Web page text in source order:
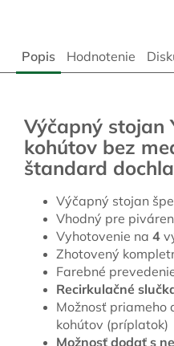
Popis Hodnotenie
Výčapný stojan
kohútov bez
štandard
Výčapný stojan
Vhodný pre
Vyhotovenie na 4
Zhotovený
Farebné
Recirkulačné
Možnosť priameho
kohútov (príplatok)
Možnosť dodať s